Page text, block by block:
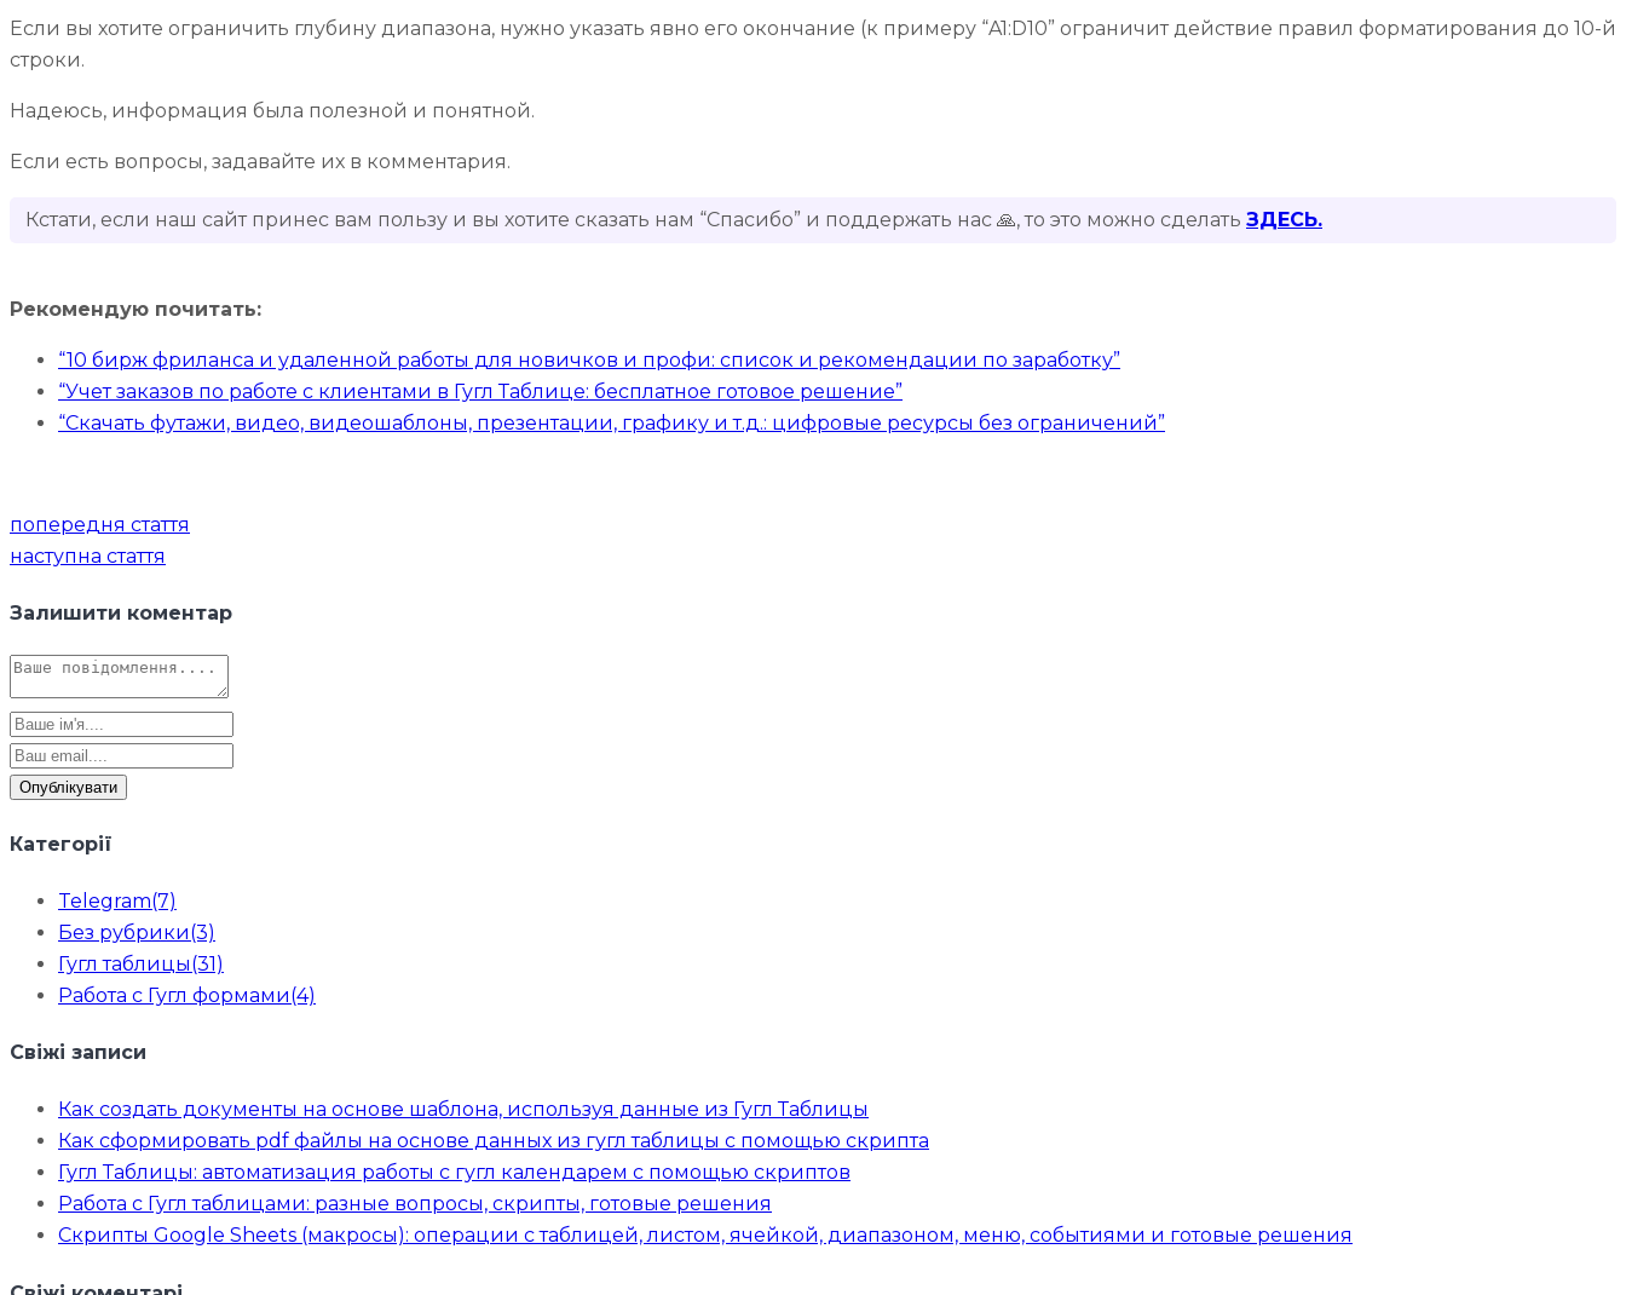
Если вы хотите ограничить глубину диапазона, нужно указать явно его окончание (к примеру “A1:D10” ограничит действие правил форматирования до 10-й
строки.
Надеюсь, информация была полезной и понятной.
Если есть вопросы, задавайте их в комментария.
Кстати, если наш сайт принес вам пользу и вы хотите сказать нам “Спасибо” и поддержать нас 🙏, то это можно сделать ЗДЕСЬ.
Рекомендую почитать:
“10 бирж фриланса и удаленной работы для новичков и профи: список и рекомендации по заработку”
“Учет заказов по работе с клиентами в Гугл Таблице: бесплатное готовое решение”
“Скачать футажи, видео, видеошаблоны, презентации, графику и т.д.: цифровые ресурсы без ограничений”
Навігація
записів
попередня стаття
наступна стаття
Залишити коментар
Опублікувати
Категорії
Telegram(7)
Без рубрики(3)
Гугл таблицы(31)
Работа с Гугл формами(4)
Свіжі записи
Как создать документы на основе шаблона, используя данные из Гугл Таблицы
Как сформировать pdf файлы на основе данных из гугл таблицы с помощью скрипта
Гугл Таблицы: автоматизация работы с гугл календарем с помощью скриптов
Работа с Гугл таблицами: разные вопросы, скрипты, готовые решения
Скрипты Google Sheets (макросы): операции с таблицей, листом, ячейкой, диапазоном, меню, событиями и готовые решения